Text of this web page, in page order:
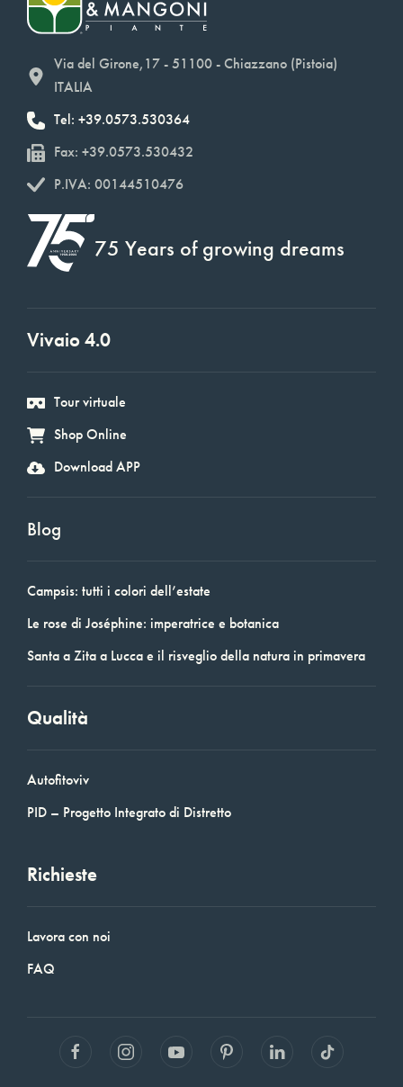
Via del Girone,17 - 51100 - Chiazzano (Pistoia)
ITALIA
Tel: +39.0573.530364
Fax: +39.0573.530432
P.IVA: 00144510476
75 Years of growing dreams
Vivaio 4.0
Tour virtuale
Shop Online
Download APP
Blog
Campsis: tutti i colori dell’estate
Le rose di Joséphine: imperatrice e botanica
Santa a Zita a Lucca e il risveglio della natura in primavera
Qualità
Autofitoviv
PID – Progetto Integrato di Distretto
Richieste
Lavora con noi
FAQ